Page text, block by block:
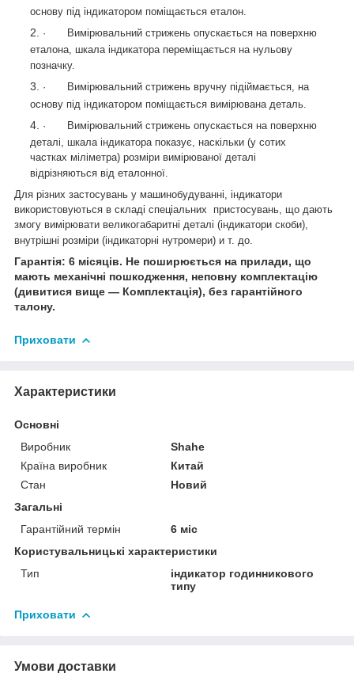
основу під індикатором поміщається еталон.
·
Вимірювальний стрижень опускається на поверхню
еталона, шкала індикатора переміщається на нульову
позначку.
·
Вимірювальний стрижень вручну підіймається, на
основу під індикатором поміщається вимірювана деталь.
·
Вимірювальний стрижень опускається на поверхню
деталі, шкала індикатора показує, наскільки (у сотих
частках міліметра) розміри вимірюваної деталі
відрізняються від еталонної.
Для різних застосувань у машинобудуванні, індикатори
використовуються в складі спеціальних пристосувань, що дають
змогу вимірювати великогабаритні деталі (індикатори скоби),
внутрішні розміри (індикаторні нутромери) и т. до.
Гарантія: 6 місяців. Не поширюється на прилади, що
мають механічні пошкодження, неповну комплектацію
(дивитися вище — Комплектація), без гарантійного
талону.
Приховати
Характеристики
Основні
Виробник
Shahe
Країна виробник
Китай
Стан
Новий
Загальні
Гарантійний термін
6 міс
Користувальницькі характеристики
Тип
індикатор годинникового
типу
Приховати
Умови доставки